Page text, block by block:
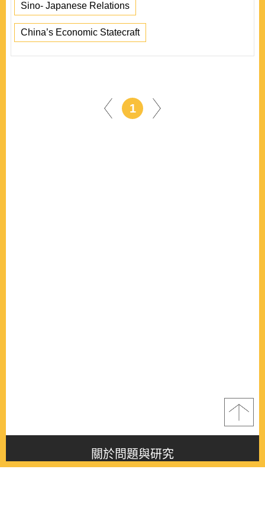
Sino- Japanese Relations
China’s Economic Statecraft
1
關於問題與研究
About this journal